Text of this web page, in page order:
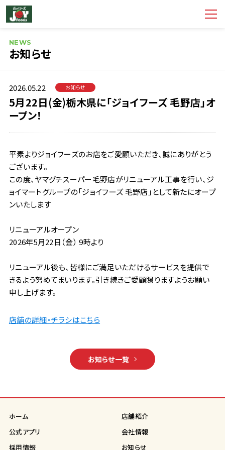
NEWS
お知らせ
2026.05.22 お知らせ
5月22日(金)栃木県に「ジョイフーズ 毛野店」オ
ープン！
平素よりジョイフーズのお店をご愛顧いただき、誠にありがとう
ございます。
この度、ヤマグチスーパー毛野店がリニューアル工事を行い、ジ
ョイマートグループの「ジョイフーズ 毛野店」として新たにオープ
ンいたします
リニューアルオープン
2026年5月22日（金） 9時より
リニューアル後も、皆様にご満足いただけるサービスを提供で
きるよう努めてまいります。引き続きご愛顧賜りますようお願い
申し上げます。
店舗の詳細・チラシはこちら
お知らせ一覧
ホーム
店舗紹介
公式アプリ
会社情報
採用情報
お知らせ